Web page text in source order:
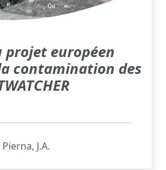
projet européen
contamination des
J.A.